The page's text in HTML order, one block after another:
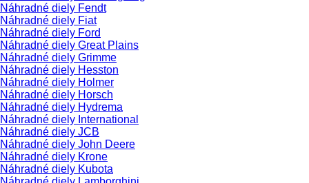
Náhradné diely Fendt
Náhradné diely Fiat
Náhradné diely Ford
Náhradné diely Great Plains
Náhradné diely Grimme
Náhradné diely Hesston
Náhradné diely Holmer
Náhradné diely Horsch
Náhradné diely Hydrema
Náhradné diely International
Náhradné diely JCB
Náhradné diely John Deere
Náhradné diely Krone
Náhradné diely Kubota